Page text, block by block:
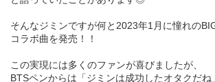
そんなジミンですが何と2023年1月に憧れの
コラボ曲を発売！！
この実現には多くのファンが喜びましたが、
BTSペンからは「ジミンは成功したオタクだね